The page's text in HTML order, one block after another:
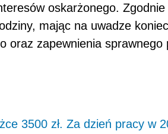
oskarżonego.
mając na uwadze
oraz zapewnienia
3500 zł. Za dzień pracy w